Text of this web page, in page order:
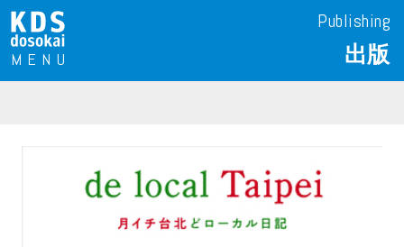
Publishing
出版